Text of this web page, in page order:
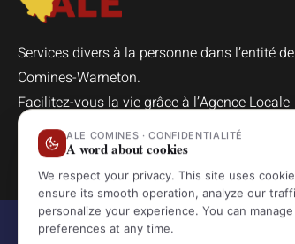
Services divers à la personne dans l’entité de
Comines-Warneton.
Facilitez-vous la vie grâce à l’Agence Locale
pour l’Emploi de Comines-Warneton.